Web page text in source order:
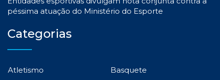
péssima atuação do Ministério do Esporte
Categorias
Atletismo
Basquete